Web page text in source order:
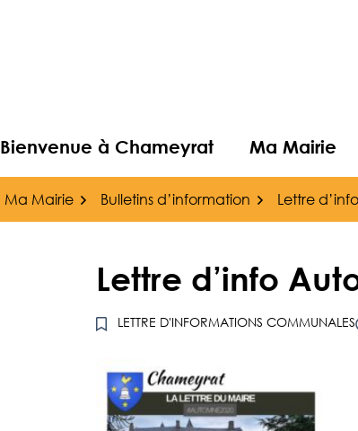
Bienvenue à Chameyrat Ma Mairie
Ma Mairie Bulletins d’information Lettre
Lettre d’info
LETTRE D'INFORMATIONS COMMUNALES